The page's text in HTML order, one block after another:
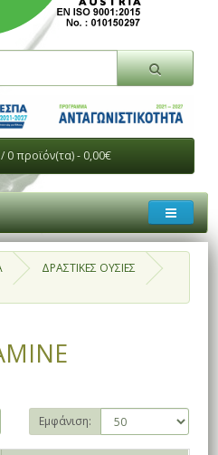
0 προϊόν(τα) - 0,00€
ΔΡΑΣΤΙΚΕΣ ΟΥΣΙΕΣ
Εμφάνιση: